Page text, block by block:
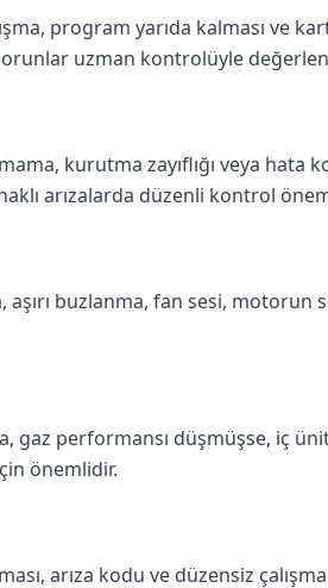
program yarıda kalması ve
uzman kontrolüyle
kurutma zayıflığı veya hata
arızalarda düzenli kontrol
aşırı buzlanma, fan sesi,
gaz performansı düşmüşse, iç
önemlidir.
arıza kodu ve düzensiz